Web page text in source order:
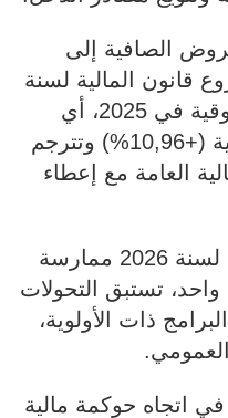
الصافية إلى
قانون المالية لسنة
2026، مقابل 119,12 مليار أوقية في 2025، أي
زيادة قدرها 13,06 مليار أوقية (+10,96%) وتترجم
العامة مع إعطاء
يعكس مشروع قانون المالية لسنة 2026 ممارسة
تستبق التحولات
ذات الأولوية،
اتجاه حوكمة مالية